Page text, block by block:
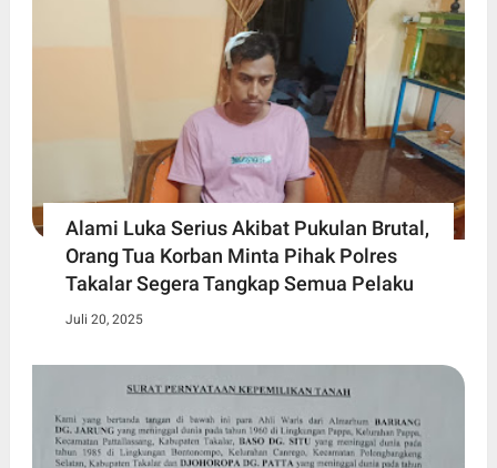
Alami Luka Serius Akibat Pukulan Brutal,
Orang Tua Korban Minta Pihak Polres
Takalar Segera Tangkap Semua Pelaku
Juli 20, 2025